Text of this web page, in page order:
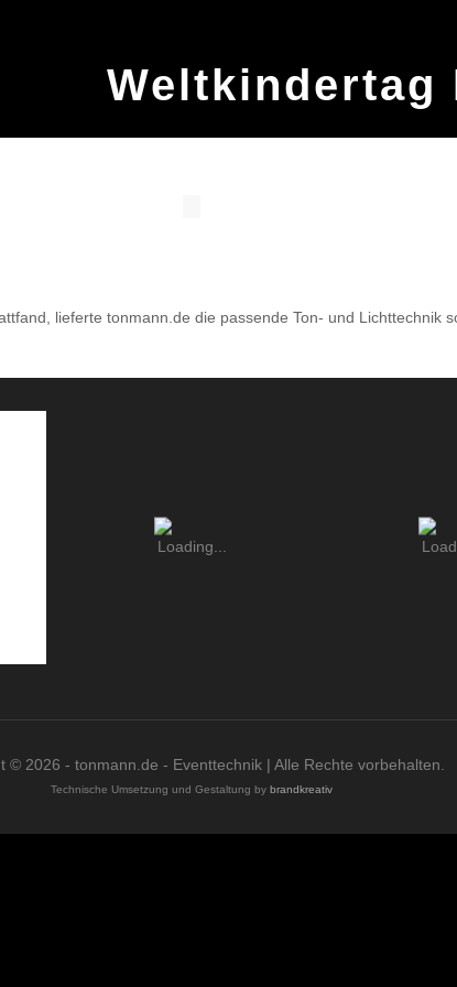
Weltkindertag
lieferte tonmann.de die passende Ton- und Lichttechnik
© 2026 - tonmann.de - Eventtechnik | Alle Rechte vorbehalten.
Technische Umsetzung und Gestaltung by brandkreativ